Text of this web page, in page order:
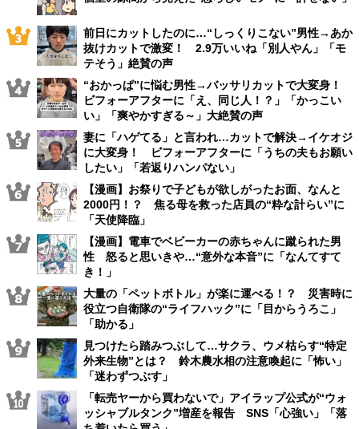
前日にカットしたのに…“しっくりこない”男性→あか
抜けカットで激変！ 2.9万いいね「別人やん」「モ
テそう」絶賛の声
“おかっぱ”に悩む男性→バッサリカットで大変身！
ビフォーアフターに「え、同じ人！？」「かっこい
い」「爽やかすぎる～」大絶賛の声
妻に「ハゲてる」と言われ…カットで解決→イケオジ
に大変身！ ビフォーアフターに「うちの夫もお願い
したい」「若返りハンパない」
【漫画】お祭りで子どもが欲しがったお面、なんと
2000円！？ 焦る母を救った店員の“粋な計らい”に
「天使降臨」
【漫画】電車でベビーカーの赤ちゃんに蹴られた男
性 怒ると思いきや…“意外な本音”に「なんてすて
き！」
大量の「ペットボトル」が楽に運べる！？ 災害時に
役立つ自衛隊の“ライフハック”に「目からうろこ」
「助かる」
見つけたら踏みつぶして…サクラ、ウメ枯らす“特定
外来生物”とは？ 鈴木農水相の注意喚起に「怖い」
「迷わずつぶす」
「転売ヤーから買わないで」アイラップ公式が“ウォ
ッシャブルタンク”増産を報告 SNS「心強い」「落